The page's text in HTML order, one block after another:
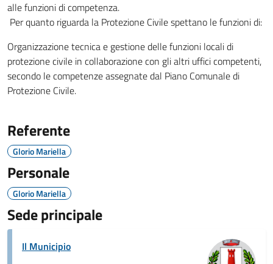
alle funzioni di competenza.
Per quanto riguarda la Protezione Civile spettano le funzioni di:
Organizzazione tecnica e gestione delle funzioni locali di
protezione civile in collaborazione con gli altri uffici competenti,
secondo le competenze assegnate dal Piano Comunale di
Protezione Civile.
Referente
Glorio Mariella
Personale
Glorio Mariella
Sede principale
Il Municipio